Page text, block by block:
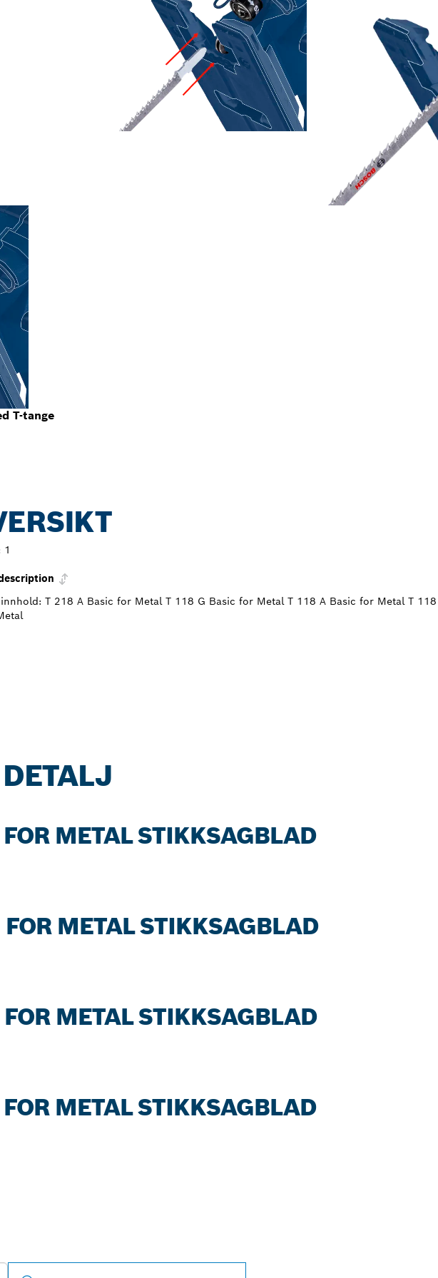
T-tange
1
T 218 A Basic for Metal T 118 G Basic for Metal T 118 A Basic for Metal T
METAL STIKKSAGBLAD
METAL STIKKSAGBLAD
METAL STIKKSAGBLAD
METAL STIKKSAGBLAD